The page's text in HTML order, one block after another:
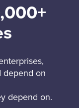
depend on
depend on.